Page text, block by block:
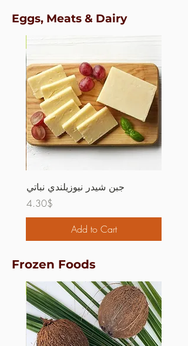
Eggs, Meats & Dairy
جبن شيدر نيوزيلندي نباتي
Price
4.30$
Add to Cart
Frozen Foods